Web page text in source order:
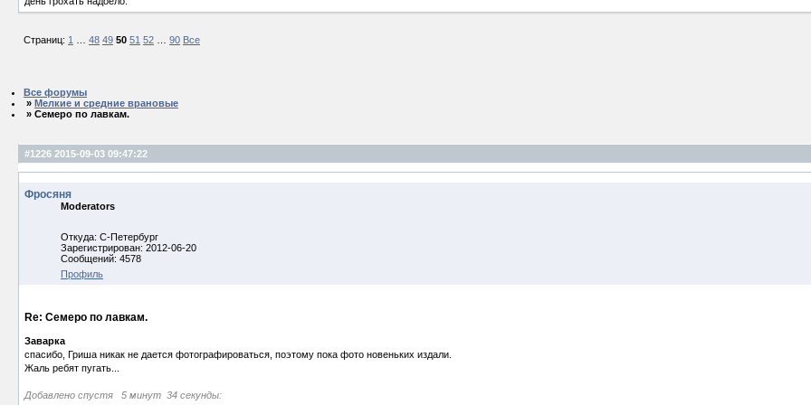
Страниц: 1 … 48 49 50 51 52 … 90 Все
Все форумы
» Мелкие и средние врановые
» Семеро по лавкам.
#1226 2015-09-03 09:47:22
Фросяня
Moderators
Откуда: С-Петербург
Зарегистрирован: 2012-06-20
Сообщений: 4578
Профиль
Re: Семеро по лавкам.
Заварка
спасибо, Гриша никак не дается фотографироваться, поэтому пока фото новеньких издали.
Жаль ребят пугать...
Добавлено спустя 5 минут 34 секунды: